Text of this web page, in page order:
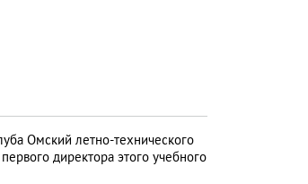
Омский летно-технического
директора этого учебного